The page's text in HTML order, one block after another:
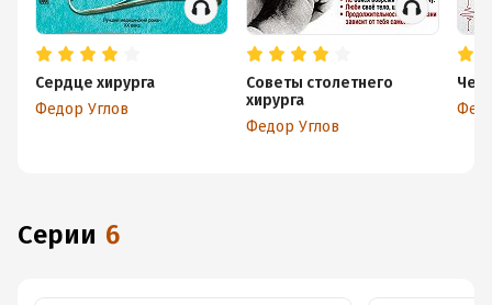
Сердце хирурга
Федор Углов
Советы столетнего
хирурга
Федор Углов
Серии 6